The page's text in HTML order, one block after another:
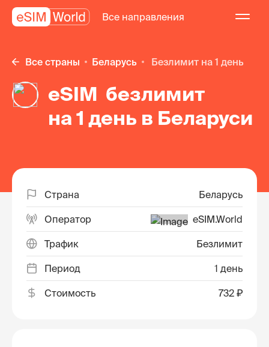
Все направления
Все страны Беларусь безлимит на 1 день
eSIM безлимит
на 1 день в Беларуси
Страна Беларусь
Оператор eSIM.World
Трафик Безлимит
Период 1 день
Стоимость 732 ₽